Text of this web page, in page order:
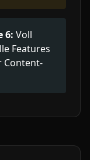
6: Voll
Features
Content-